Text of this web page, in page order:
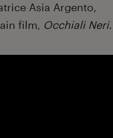
Asia Argento,
film, Occhiali Neri.